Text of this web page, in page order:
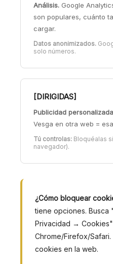
Análisis. Google
son populares, cuánto
cargar.
Datos anonimizados.
solo números.
[DIRIGIDAS]
Publicidad
Vesga en otra web =
Tú controlas: Bloquéalas
navegador).
¿Cómo bloquear
tiene opciones.
Privacidad →
Chrome/Firefox/
cookies en la web.